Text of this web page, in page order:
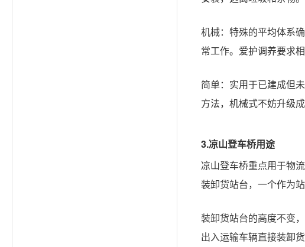
机械：特殊的平均体系
常工作。爱护调养要求相
简单：实用于已建成但
方法，机械式不妨升级
3.凉山登车桥用途
凉山登车桥重点用于物
装卸货站台，一个作为
装卸货站台的高度不变
出入运输车辆直接装卸货